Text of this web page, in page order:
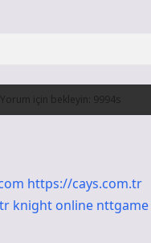
https://cays.com.tr
knight online nttgame